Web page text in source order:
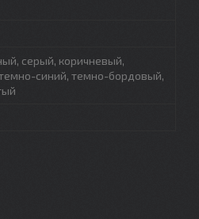
серый, коричневый,
синий, темно-бордовый,